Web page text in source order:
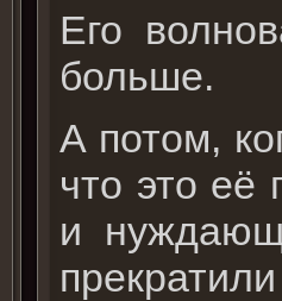
Его
больше.
А потом,
что это её
и